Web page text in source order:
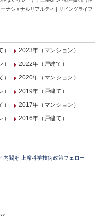
ナショナルリアルティ | リビングライフ
2023年（マンション）
2022年（戸建て）
2020年（マンション）
2019年（戸建て）
2017年（マンション）
2016年（戸建て）
内閣府 上席科学技術政策フェロー